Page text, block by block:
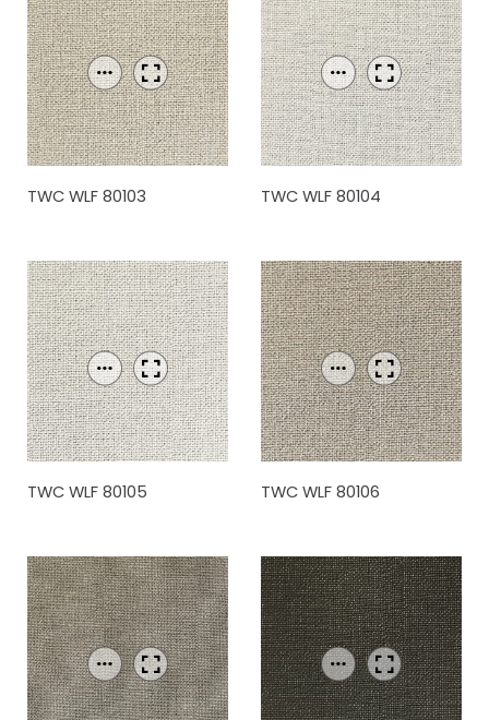
TWC WLF 80103 TWC WLF 80104
TWC WLF 80105 TWC WLF 80106